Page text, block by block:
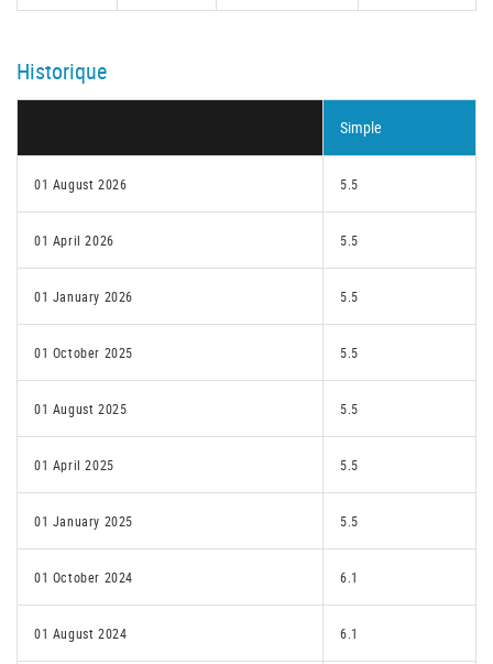
Historique
Simple
01 August 2026 5.5
01 April 2026 5.5
01 January 2026 5.5
01 October 2025 5.5
01 August 2025 5.5
01 April 2025 5.5
01 January 2025 5.5
01 October 2024 6.1
01 August 2024 6.1